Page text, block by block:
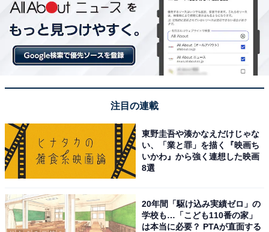
「ととのい」を体験できる。
名古屋駅から車で10分弱、最寄り駅からも徒歩すぐ
次ページ
「白山温泉」のアクセスや料金情
注目の連載
東野圭吾や湊かなえだけじゃな
い、「業と罪」を描く『映画ち
いかわ』から強く連想した映画
8選
20年間「駆け込み実績ゼロ」の
学校も…「こども110番の家」
は本当に必要？ PTAが直面する